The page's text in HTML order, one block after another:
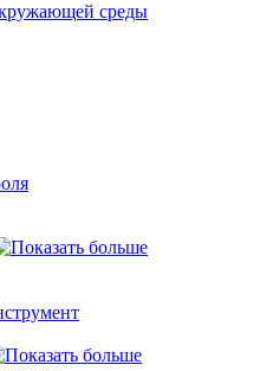
среды